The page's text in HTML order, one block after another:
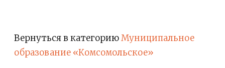
Вернуться в категориюМуниципальное
образование «Комсомольское»